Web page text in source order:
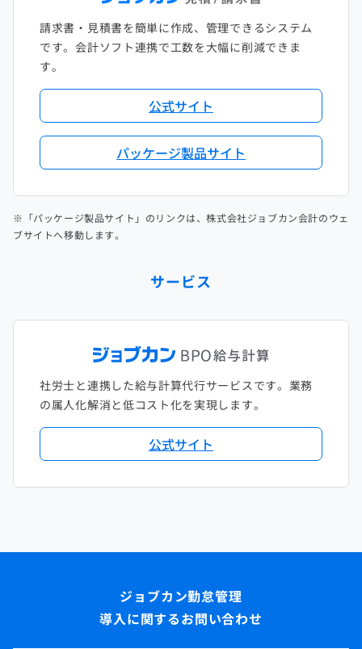
請求書・見積書を簡単に作成、管理できるシステム
です。会計ソフト連携で工数を大幅に削減できま
す。
公式サイト
パッケージ製品サイト
※「パッケージ製品サイト」のリンクは、株式会社ジョブカン会計のウェ
ブサイトへ移動します。
サービス
社労士と連携した給与計算代行サービスです。業務
の属人化解消と低コスト化を実現します。
公式サイト
導入に関するお問い合わせ